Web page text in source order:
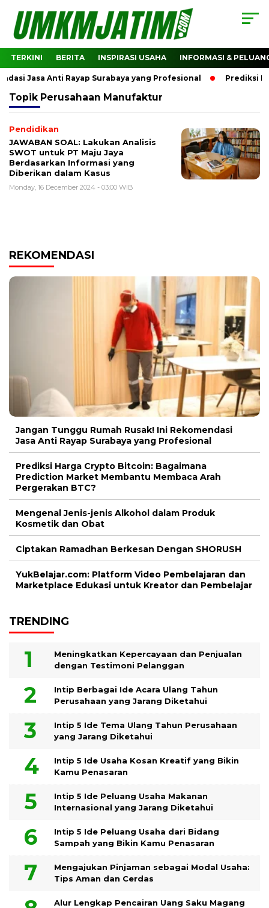
TERKINI BERITA INSPIRASI USAHA INFORMASI &
Jasa Anti Rayap Surabaya yang Profesional Prediksi
Topik Perusahaan Manufaktur
Pendidikan
JAWABAN SOAL: Lakukan Analisis
SWOT untuk PT Maju Jaya
Berdasarkan Informasi yang
Diberikan dalam Kasus
Monday, 16 December 2024 - 03:00 WIB
REKOMENDASI
Jangan Tunggu Rumah Rusak! Ini Rekomendasi
Jasa Anti Rayap Surabaya yang Profesional
Prediksi Harga Crypto Bitcoin: Bagaimana
Prediction Market Membantu Membaca Arah
Pergerakan BTC?
Mengenal Jenis-jenis Alkohol dalam Produk
Kosmetik dan Obat
Ciptakan Ramadhan Berkesan Dengan SHORUSH
YukBelajar.com: Platform Video Pembelajaran dan
Marketplace Edukasi untuk Kreator dan Pembelajar
TRENDING
Meningkatkan Kepercayaan dan Penjualan
dengan Testimoni Pelanggan
Intip Berbagai Ide Acara Ulang Tahun
Perusahaan yang Jarang Diketahui
Intip 5 Ide Tema Ulang Tahun Perusahaan
yang Jarang Diketahui
Intip 5 Ide Usaha Kosan Kreatif yang Bikin
Kamu Penasaran
Intip 5 Ide Peluang Usaha Makanan
Internasional yang Jarang Diketahui
Intip 5 Ide Peluang Usaha dari Bidang
Sampah yang Bikin Kamu Penasaran
Mengajukan Pinjaman sebagai Modal Usaha:
Tips Aman dan Cerdas
Alur Lengkap Pencairan Uang Saku Magang